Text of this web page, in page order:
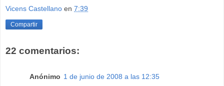
Vicens Castellano en 7:39
Compartir
22 comentarios:
Anónimo 1 de junio de 2008 a las 12:35